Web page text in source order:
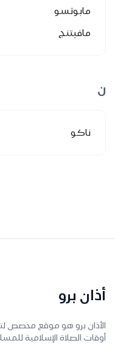
مابوتسو
مافيتنج
ن
ناكو
أذان برو
الأذان برو هو موقع مخصص
أوقات الصلاة الإسلامية